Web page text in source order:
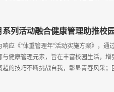
系列活动融合健康管理助推校
响应《“体重管理年”活动实施方案》，通
与健康管理元素，旨在丰富校园生活，
超的技巧不断挑战自我，彰显青春风采